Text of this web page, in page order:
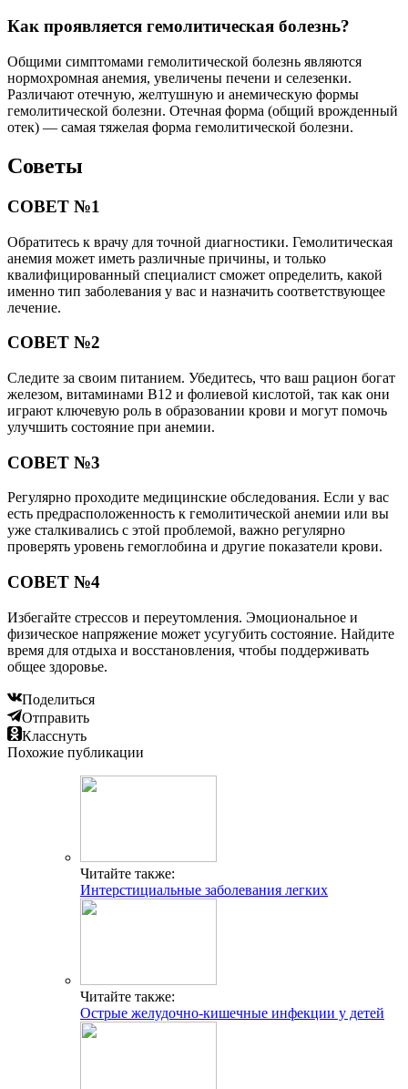
Как проявляется гемолитическая болезнь?
Общими симптомами гемолитической болезнь являются
нормохромная анемия, увеличены печени и селезенки.
Различают отечную, желтушную и анемическую формы
гемолитической болезни. Отечная форма (общий врожденный
отек) — самая тяжелая форма гемолитической болезни.
Советы
СОВЕТ №1
Обратитесь к врачу для точной диагностики. Гемолитическая
анемия может иметь различные причины, и только
квалифицированный специалист сможет определить, какой
именно тип заболевания у вас и назначить соответствующее
лечение.
СОВЕТ №2
Следите за своим питанием. Убедитесь, что ваш рацион богат
железом, витаминами B12 и фолиевой кислотой, так как они
играют ключевую роль в образовании крови и могут помочь
улучшить состояние при анемии.
СОВЕТ №3
Регулярно проходите медицинские обследования. Если у вас
есть предрасположенность к гемолитической анемии или вы
уже сталкивались с этой проблемой, важно регулярно
проверять уровень гемоглобина и другие показатели крови.
СОВЕТ №4
Избегайте стрессов и переутомления. Эмоциональное и
физическое напряжение может усугубить состояние. Найдите
время для отдыха и восстановления, чтобы поддерживать
общее здоровье.
Поделиться
Отправить
Класснуть
Похожие публикации
Читайте также:
Интерстициальные заболевания легких
Читайте также:
Острые желудочно-кишечные инфекции у детей